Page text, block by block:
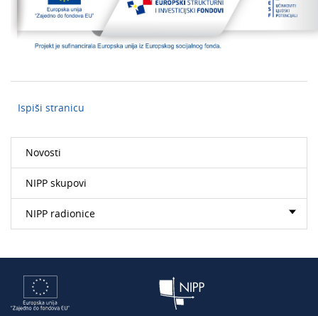
Ispiši stranicu
Novosti
NIPP skupovi
NIPP radionice